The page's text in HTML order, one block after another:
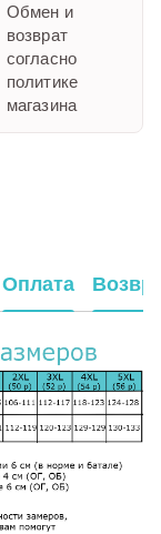
Обмен и
возврат
согласно
политике
магазина
Оплата